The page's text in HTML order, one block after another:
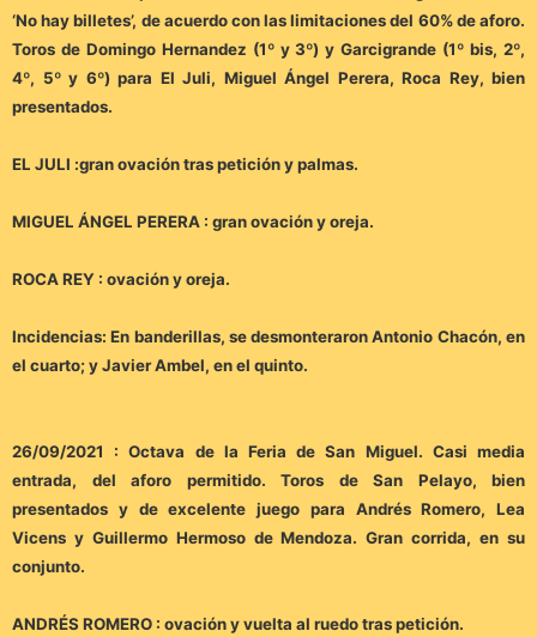
‘No hay billetes’, de acuerdo con las limitaciones del 60% de aforo.
Toros de Domingo Hernandez (1º y 3º) y Garcigrande (1º bis, 2º,
4º, 5º y 6º) para El Juli, Miguel Ángel Perera, Roca Rey, bien
presentados.
EL JULI :gran ovación tras petición y palmas.
MIGUEL ÁNGEL PERERA : gran ovación y oreja.
ROCA REY : ovación y oreja.
Incidencias: En banderillas, se desmonteraron Antonio Chacón, en
el cuarto; y Javier Ambel, en el quinto.
26/09/2021 : Octava de la Feria de San Miguel. Casi media
entrada, del aforo permitido. Toros de San Pelayo, bien
presentados y de excelente juego para Andrés Romero, Lea
Vicens y Guillermo Hermoso de Mendoza. Gran corrida, en su
conjunto.
ANDRÉS ROMERO : ovación y vuelta al ruedo tras petición.